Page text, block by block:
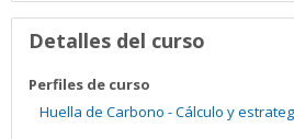
Detalles del curso
Perfiles de curso
Huella de Carbono - Cálculo y